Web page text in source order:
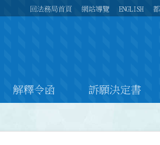
回法務局首頁 網站導覽 ENGLISH
解釋令函 訴願決定書